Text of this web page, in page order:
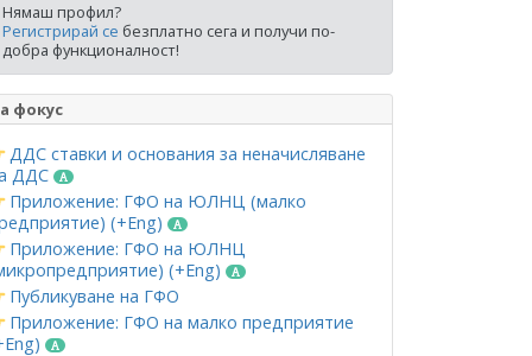
Нямаш профил?
Регистрирай се безплатно сега и получи по-
добра функционалност!
фокус
ДДС ставки и основания за неначисляване
ДДС
Приложение: ГФО на ЮЛНЦ (малко
(+Eng)
Приложение: ГФО на ЮЛНЦ
(+Eng)
Публикуване на ГФО
Приложение: ГФО на малко предприятие